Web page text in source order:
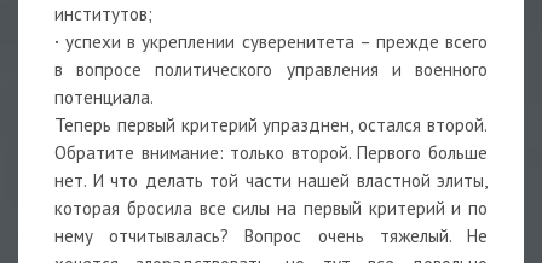
институтов;
· успехи в укреплении суверенитета – прежде всего
в вопросе политического управления и военного
потенциала.
Теперь первый критерий упразднен, остался второй.
Обратите внимание: только второй. Первого больше
нет. И что делать той части нашей властной элиты,
которая бросила все силы на первый критерий и по
нему отчитывалась? Вопрос очень тяжелый. Не